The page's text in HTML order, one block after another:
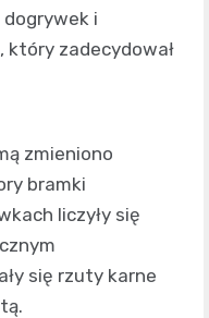
i
, który zadecydował
zmieniono
bramki
liczyły się
się rzuty karne